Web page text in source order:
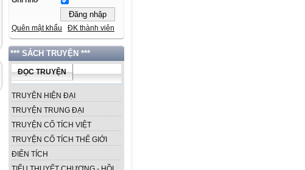
Quên mật khẩu ĐK thành viên
*** SÁCH TRUYỆN ***
ĐỌC TRUYỆN
TRUYỆN HIỆN ĐẠI
TRUYỆN TRUNG ĐẠI
TRUYỆN CỔ TÍCH VIỆT
TRUYỆN CỔ TÍCH THẾ GIỚI
ĐIỂN TÍCH